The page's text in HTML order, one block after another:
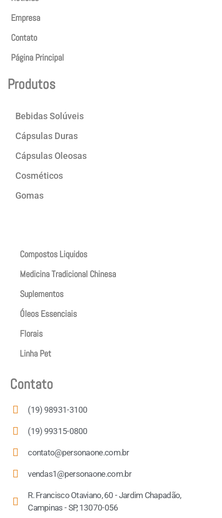
Empresa
Contato
Página Principal
Produtos
Bebidas Solúveis
Cápsulas Duras
Cápsulas Oleosas
Cosméticos
Gomas
Compostos Liquidos
Medicina Tradicional Chinesa
Suplementos
Óleos Essenciais
Florais
Linha Pet
Contato
(19) 98931-3100
(19) 99315-0800
contato@personaone.com.br
vendas1@personaone.com.br
R. Francisco Otaviano, 60 - Jardim Chapadão,
Campinas - SP, 13070-056